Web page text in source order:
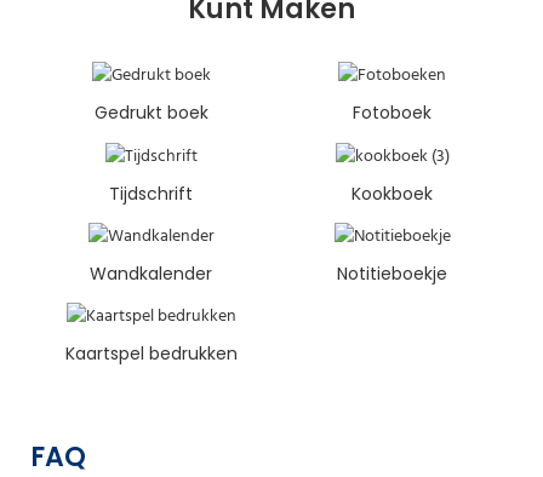
Kunt Maken
Gedrukt boek Fotoboek
Tijdschrift Kookboek
Wandkalender Notitieboekje
Kaartspel bedrukken
FAQ